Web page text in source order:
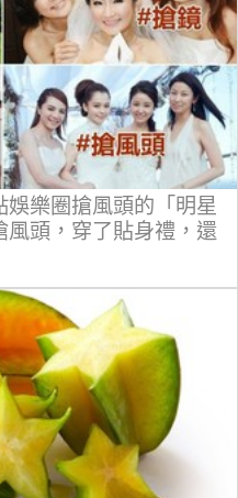
樂圈搶風頭的「明星
頭，穿了貼身禮，還